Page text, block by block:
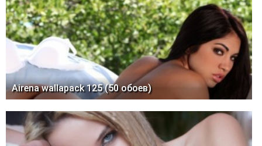
Airena wallapack 125 (50 обоев)